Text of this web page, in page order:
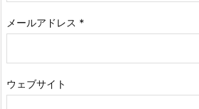
メールアドレス *
ウェブサイト